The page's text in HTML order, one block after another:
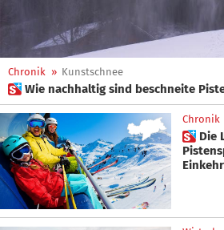
Chronik » Kunstschnee
 Wie nachhaltig sind beschneite
Chronik
 Die Lifte bleiben offen: